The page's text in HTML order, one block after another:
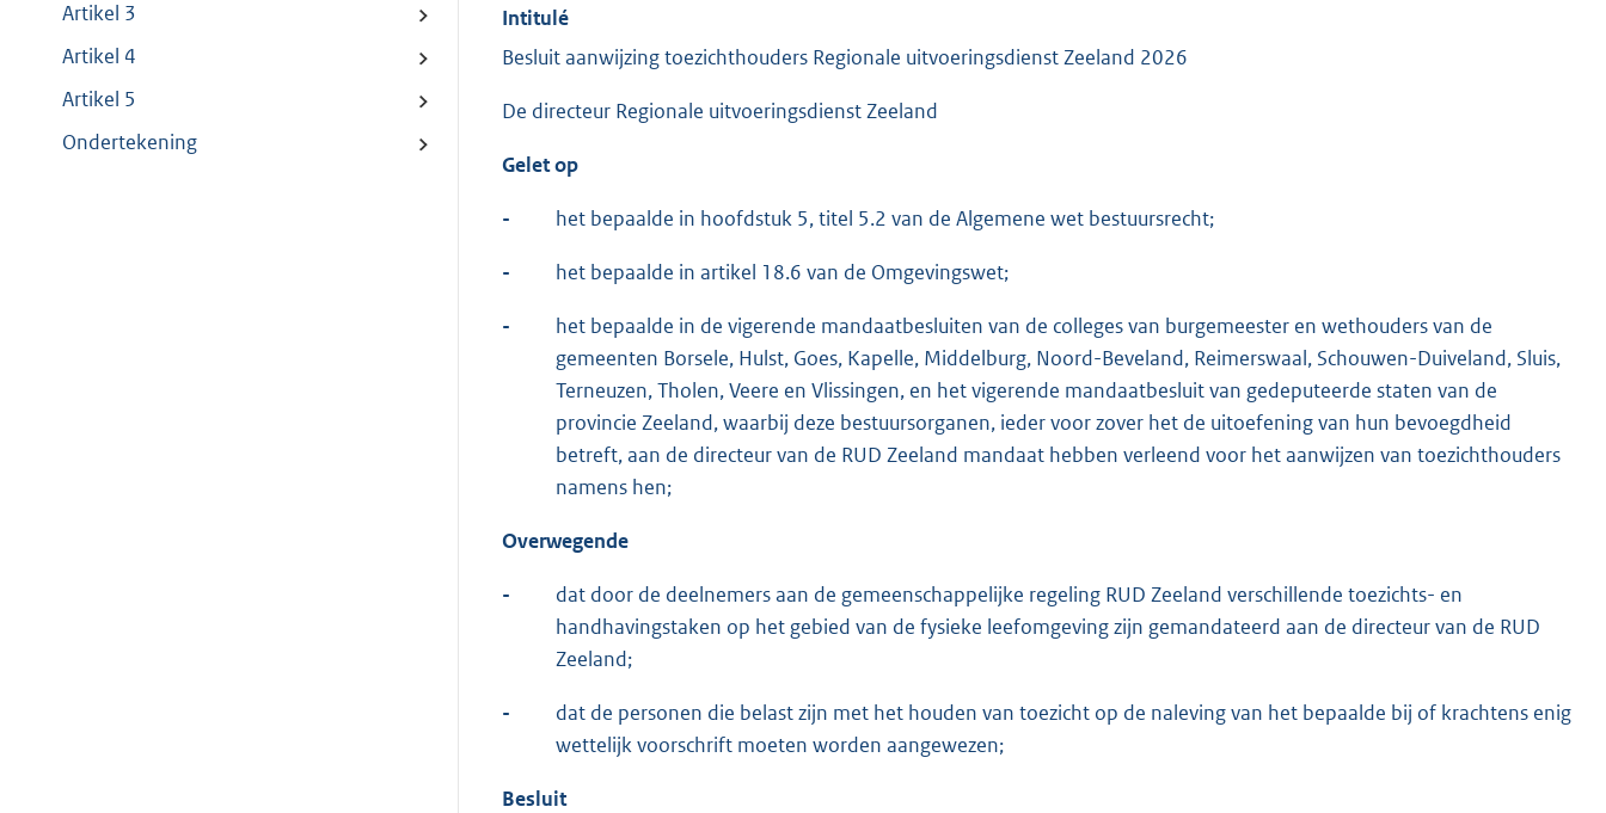
Artikel 3
Artikel 4
Artikel 5
Ondertekening
Intitulé
Besluit aanwijzing toezichthouders Regionale uitvoeringsdienst Zeeland 2026
De directeur Regionale uitvoeringsdienst Zeeland
Gelet op
- het bepaalde in hoofdstuk 5, titel 5.2 van de Algemene wet bestuursrecht;
- het bepaalde in artikel 18.6 van de Omgevingswet;
-
het bepaalde in de vigerende mandaatbesluiten van de colleges van burgemeester en wethouders van de
gemeenten Borsele, Hulst, Goes, Kapelle, Middelburg, Noord-Beveland, Reimerswaal, Schouwen-Duiveland, Sluis,
Terneuzen, Tholen, Veere en Vlissingen, en het vigerende mandaatbesluit van gedeputeerde staten van de
provincie Zeeland, waarbij deze bestuursorganen, ieder voor zover het de uitoefening van hun bevoegdheid
betreft, aan de directeur van de RUD Zeeland mandaat hebben verleend voor het aanwijzen van toezichthouders
namens hen;
Overwegende
-
dat door de deelnemers aan de gemeenschappelijke regeling RUD Zeeland verschillende toezichts- en
handhavingstaken op het gebied van de fysieke leefomgeving zijn gemandateerd aan de directeur van de RUD
Zeeland;
-
dat de personen die belast zijn met het houden van toezicht op de naleving van het bepaalde bij of krachtens enig
wettelijk voorschrift moeten worden aangewezen;
Besluit